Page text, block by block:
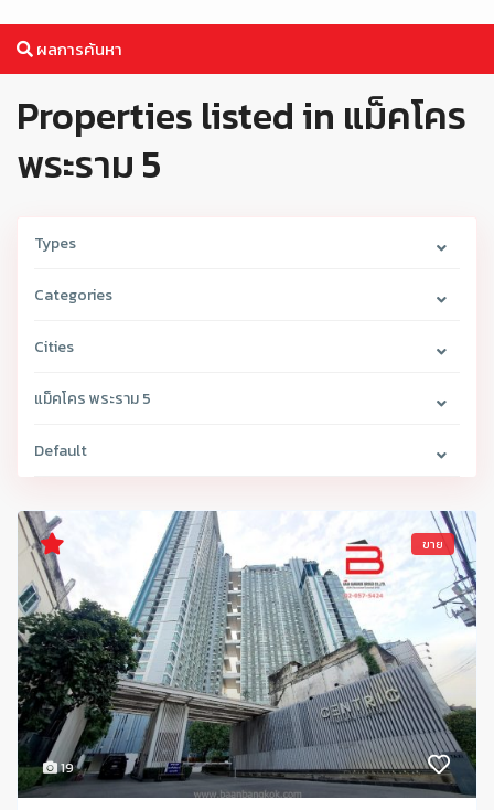
ผลการค้นหา
Properties listed in แม็คโคร
พระราม 5
Types
Categories
Cities
แม็คโคร พระราม 5
Default
19
ขาย